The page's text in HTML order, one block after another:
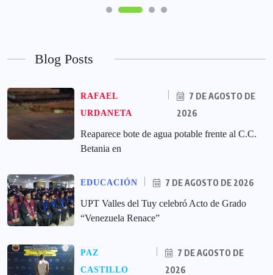
Blog Posts
RAFAEL
URDANETA
7 DE AGOSTO DE
2026
Reaparece bote de agua potable frente al C.C.
Betania en
EDUCACIÓN
7 DE AGOSTO DE 2026
UPT Valles del Tuy celebró Acto de Grado
“Venezuela Renace”
PAZ
CASTILLO
7 DE AGOSTO DE
2026